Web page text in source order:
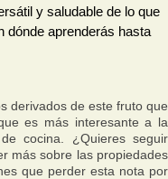
y saludable de lo que
dónde aprenderás hasta
derivados de este fruto que
es más interesante a la
cocina. ¿Quieres seguir
más sobre las propiedades
que perder esta nota por